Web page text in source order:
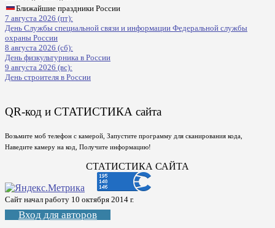
Ближайшие праздники России
7 августа 2026 (пт):
День Службы специальной связи и информации Федеральной службы
охраны России
8 августа 2026 (сб):
День физкультурника в России
9 августа 2026 (вс):
День строителя в России
QR-код и СТАТИСТИКА сайта
Возьмите моб телефон с камерой, Запустите программу для сканирования кода,
Наведите камеру на код, Получите информацию!
СТАТИСТИКА САЙТА
Сайт начал работу 10 октября 2014 г.
Вход для авторов